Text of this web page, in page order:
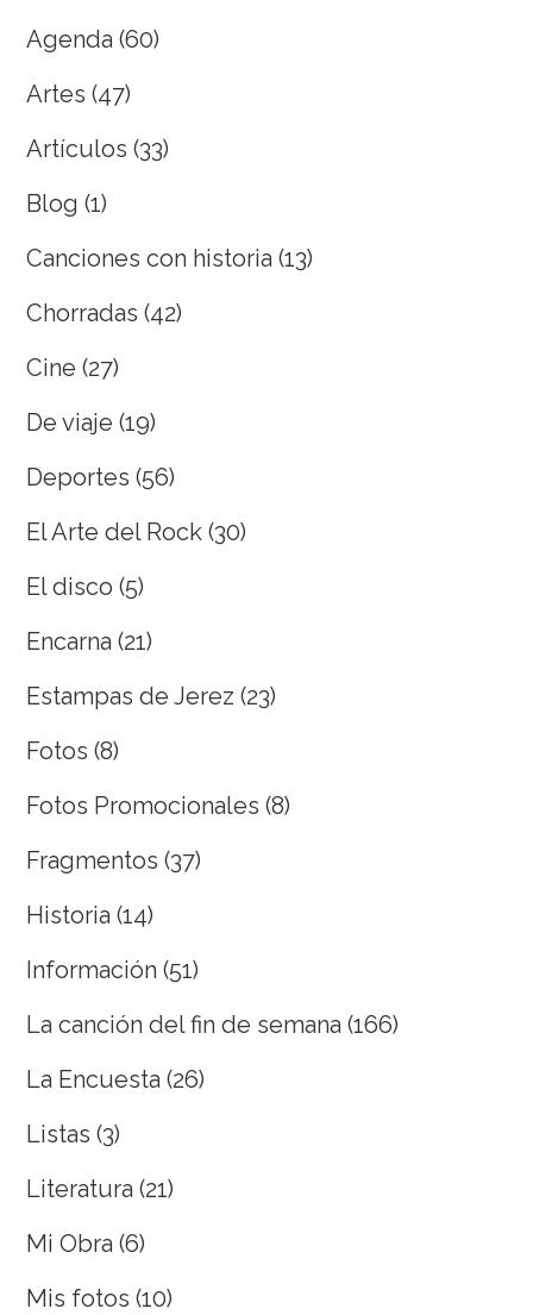
Agenda (60)
Artes (47)
Artículos (33)
Blog (1)
Canciones con historia (13)
Chorradas (42)
Cine (27)
De viaje (19)
Deportes (56)
El Arte del Rock (30)
El disco (5)
Encarna (21)
Estampas de Jerez (23)
Fotos (8)
Fotos Promocionales (8)
Fragmentos (37)
Historia (14)
Información (51)
La canción del fin de semana (166)
La Encuesta (26)
Listas (3)
Literatura (21)
Mi Obra (6)
Mis fotos (10)